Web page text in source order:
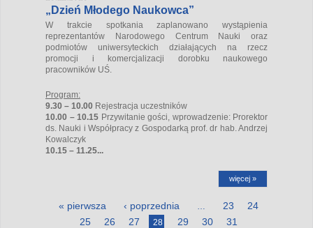
„Dzień Młodego Naukowca”
W trakcie spotkania zaplanowano wystąpienia
reprezentantów Narodowego Centrum Nauki oraz
podmiotów uniwersyteckich działających na rzecz
promocji i komercjalizacji dorobku naukowego
pracowników UŚ.
Program:
9.30 – 10.00 Rejestracja uczestników
10.00 – 10.15 Przywitanie gości, wprowadzenie: Prorektor
ds. Nauki i Współpracy z Gospodarką prof. dr hab. Andrzej
Kowalczyk
10.15 – 11.25...
więcej »
« pierwsza ‹ poprzednia 23
24
25
26 27 28 29 30
31